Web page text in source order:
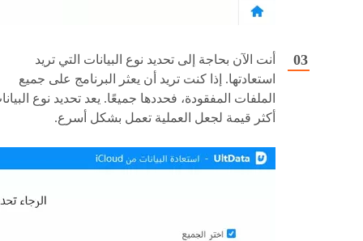
أنت الآن بحاجة إلى تحديد نوع البيانات التي تريد
استعادتها. إذا كنت تريد أن يعثر البرنامج على جميع
الملفات المفقودة، فحددها جميعًا. يعد تحديد نوع
أكثر قيمة لجعل العملية تعمل بشكل أسرع.